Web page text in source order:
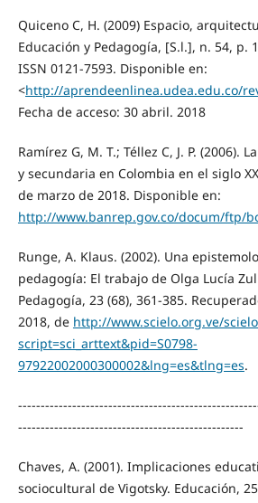
Quiceno C, H. (2009) Espacio,
Educación y Pedagogía, [S.l.], n. 54, p.
ISSN 0121-7593. Disponible en:
<http://aprendeenlinea.udea.edu.co/
Fecha de acceso: 30 abril. 2018
Ramírez G, M. T.; Téllez C, J. P. (2006).
y secundaria en Colombia en el siglo
de marzo de 2018. Disponible en:
http://www.banrep.gov.co/docum/ftp/
Runge, A. Klaus. (2002). Una
pedagogía: El trabajo de Olga Lucía
Pedagogía, 23 (68), 361-385.
2018, de http://www.scielo.org.ve/
script=sci_arttext&pid=S0798-
97922002000300002&lng=es&tlng=es.
--------------------------------------------------
Chaves, A. (2001). Implicaciones
sociocultural de Vigotsky. Educación,